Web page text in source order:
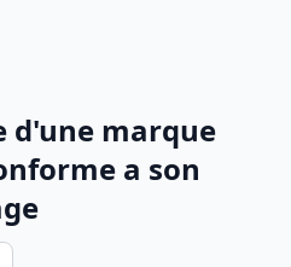
d'une marque
a son